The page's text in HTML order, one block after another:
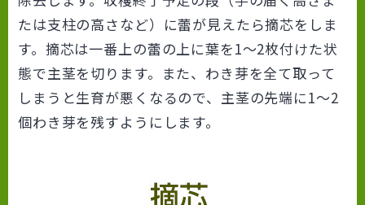
たは支柱の高さなど）に蕾が見えたら摘芯をしま
す。摘芯は一番上の蕾の上に葉を1～2枚付けた状
態で主茎を切ります。また、わき芽を全て取って
しまうと生育が悪くなるので、主茎の先端に1～2
個わき芽を残すようにします。